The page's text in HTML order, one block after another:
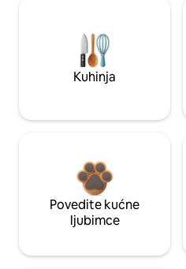
Kuhinja
Povedite kućne
ljubimce